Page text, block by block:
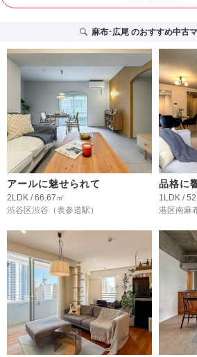
麻布･広尾のおすすめ中古
アールに魅せられて
2LDK / 66.67㎡
渋谷区渋谷 （表参道駅）
品格に
1LDK /
港区南麻